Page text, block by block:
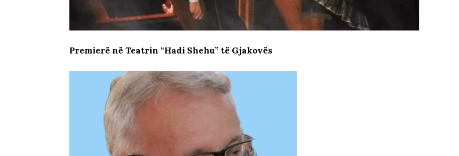
Premierë në Teatrin “Hadi Shehu” të Gjakovës